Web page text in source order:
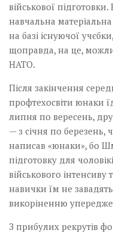
військової
навчальна
на базі існуючої
щоправда, на це,
НАТО.
Після закінчення
профтехосвіти юнаки
липня по вересень,
— з січня по березень,
написав «юнаки», бо
підготовку для
військового інтенсиву
навички їм не
викоріненню
З прибулих рекрутів